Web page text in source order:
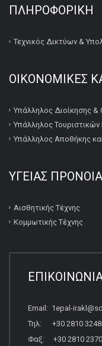
ΠΛΗΡΟΦΟΡΙΚΉ
Τεχνικός Δικτύων &
ΟΙΚΟΝΟΜΙΚΕΣ
Υπάλληλος Διοίκησης &
Υπάλληλος Τουριστικών
Υπάλληλος Αποθήκης
ΥΓΕΙΑΣ
Αισθητικής Τέχνης
Κομμωτικής Τέχνης
Email: 1epal-
Τηλ: +30 2810
Φαξ: +30 2810